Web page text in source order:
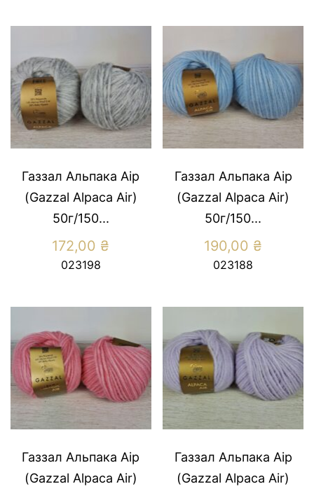
Газзал Альпака Аір
(Gazzal Alpaca Air)
50г/150...
172,00 ₴
023198
Газзал Альпака Аір
(Gazzal Alpaca Air)
50г/150...
190,00 ₴
023188
Газзал Альпака Аір
(Gazzal Alpaca Air)
Газзал Альпака Аір
(Gazzal Alpaca Air)